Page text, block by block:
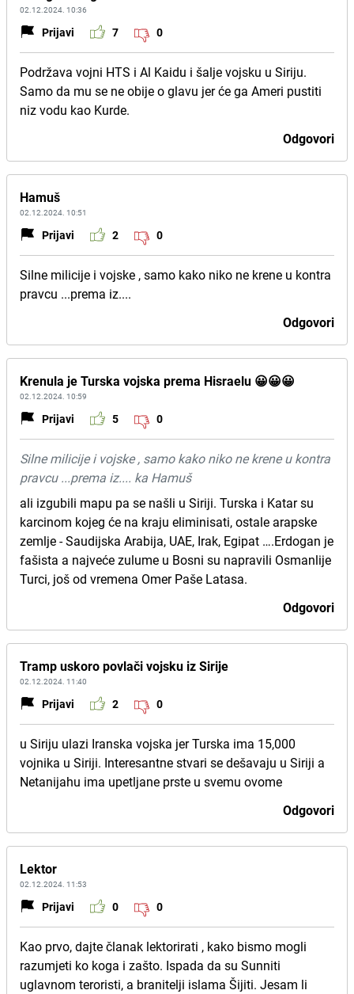
02.12.2024. 10:36
Prijavi 7 0
Podržava vojni HTS i Al Kaidu i šalje vojsku u Siriju.
Samo da mu se ne obije o glavu jer će ga Ameri pustiti
niz vodu kao Kurde.
Odgovori
Hamuš
02.12.2024. 10:51
Prijavi 2 0
Silne milicije i vojske , samo kako niko ne krene u kontra
pravcu ...prema iz....
Odgovori
Krenula je Turska vojska prema Hisraelu 😀😀😀
02.12.2024. 10:59
Prijavi 5 0
Silne milicije i vojske , samo kako niko ne krene u kontra
pravcu ...prema iz.... ka Hamuš
ali izgubili mapu pa se našli u Siriji. Turska i Katar su
karcinom kojeg će na kraju eliminisati, ostale arapske
zemlje - Saudijska Arabija, UAE, Irak, Egipat ….Erdogan je
fašista a najveće zulume u Bosni su napravili Osmanlije
Turci, još od vremena Omer Paše Latasa.
Odgovori
Tramp uskoro povlači vojsku iz Sirije
02.12.2024. 11:40
Prijavi 2 0
u Siriju ulazi Iranska vojska jer Turska ima 15,000
vojnika u Siriji. Interesantne stvari se dešavaju u Siriji a
Netanijahu ima upetljane prste u svemu ovome
Odgovori
Lektor
02.12.2024. 11:53
Prijavi 0 0
Kao prvo, dajte članak lektorirati , kako bismo mogli
razumjeti ko koga i zašto. Ispada da su Sunniti
uglavnom teroristi, a branitelji islama Šijiti. Jesam li